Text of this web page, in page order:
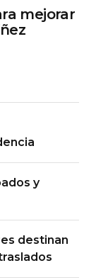
mejorar
y
destinan